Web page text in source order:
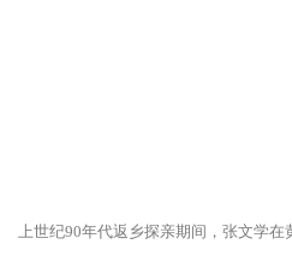
上世纪90年代返乡探亲期间，张文学